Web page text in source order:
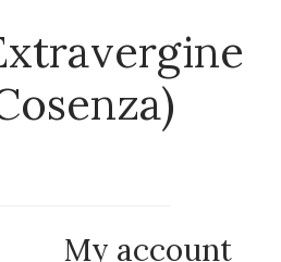
My account